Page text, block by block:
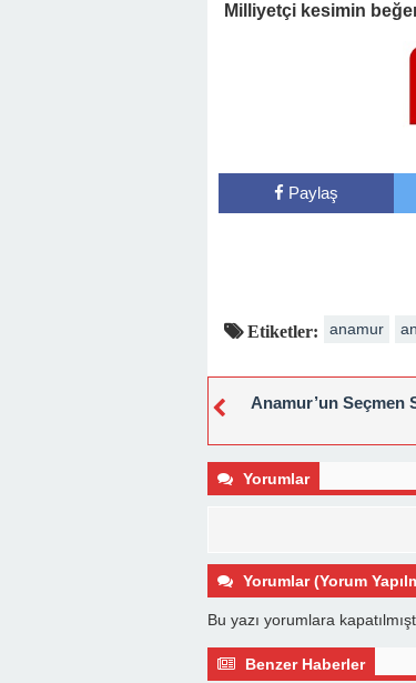
Milliyetçi kesimin
Paylaş
Etiketler: anamur
Anamur’un Seçmen
Yorumlar
Yorumlar (Yorum
Bu yazı yorumlara
Benzer Haberler